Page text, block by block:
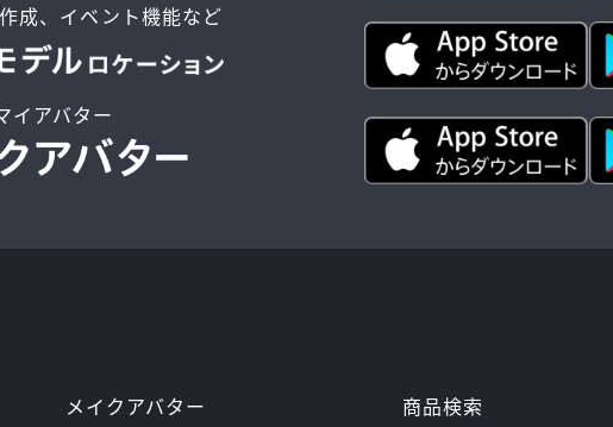
成、イベント機能など
イアバター
メイクアバター 商品検索